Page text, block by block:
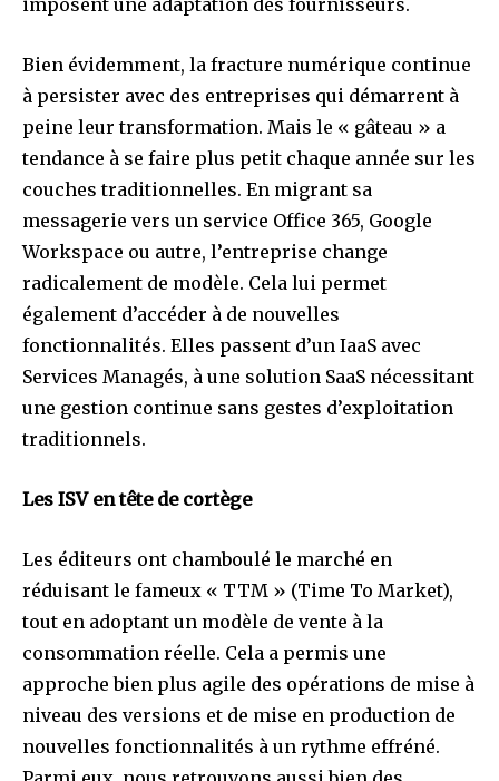
imposent une adaptation des fournisseurs.
Bien évidemment, la fracture numérique continue
à persister avec des entreprises qui démarrent à
peine leur transformation. Mais le « gâteau » a
tendance à se faire plus petit chaque année sur les
couches traditionnelles. En migrant sa
messagerie vers un service Office 365, Google
Workspace ou autre, l’entreprise change
radicalement de modèle. Cela lui permet
également d’accéder à de nouvelles
fonctionnalités. Elles passent d’un IaaS avec
Services Managés, à une solution SaaS nécessitant
une gestion continue sans gestes d’exploitation
traditionnels.
Les ISV en tête de cortège
Les éditeurs ont chamboulé le marché en
réduisant le fameux « TTM » (Time To Market),
tout en adoptant un modèle de vente à la
consommation réelle. Cela a permis une
approche bien plus agile des opérations de mise à
niveau des versions et de mise en production de
nouvelles fonctionnalités à un rythme effréné.